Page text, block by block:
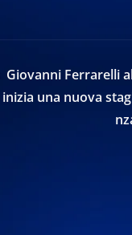
Giovanni Ferrarelli
inizia una nuova